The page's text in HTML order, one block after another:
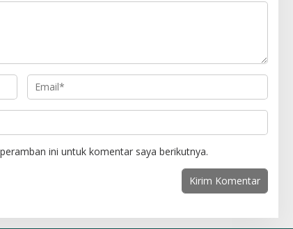
ini untuk komentar saya berikutnya.